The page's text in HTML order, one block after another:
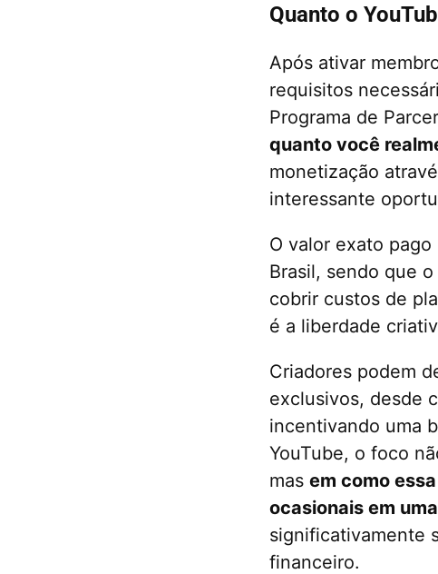
Quanto o
Após ativar
requisitos
Programa de
quanto você
monetização
interessante
O valor exato
Brasil, sendo que
cobrir custos de
é a liberdade
Criadores podem
exclusivos, desde
incentivando uma
YouTube, o foco
mas em como
ocasionais em
significativamente
financeiro.